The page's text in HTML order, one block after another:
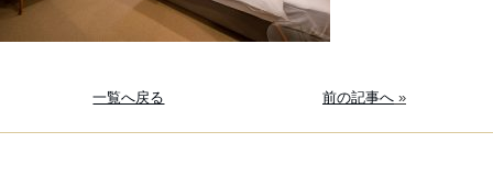
一覧へ戻る 前の記事へ»